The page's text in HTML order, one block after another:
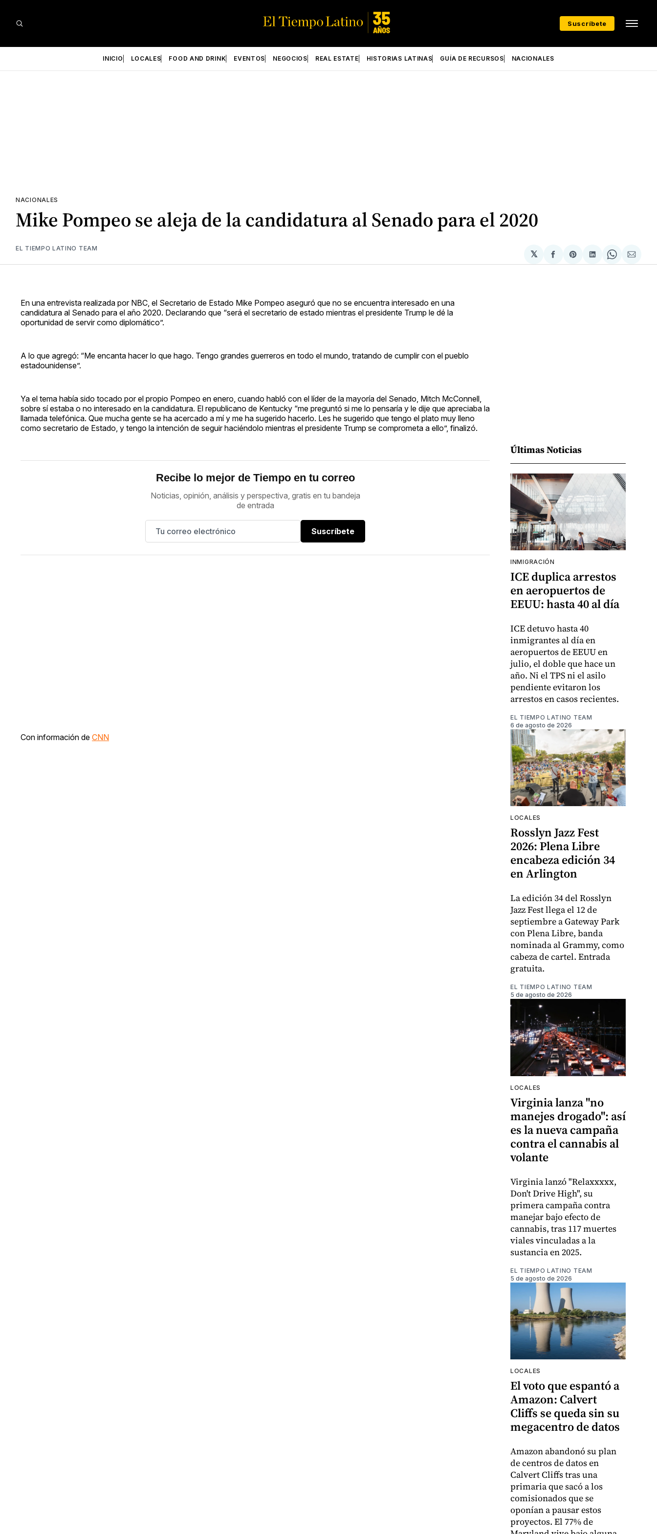
Suscríbete
INICIO LOCALES FOOD AND DRINK EVENTOS NEGOCIOS REAL ESTATE HISTORIAS LATINAS GUÍA DE RECURSOS NACIONALES
NACIONALES
Mike Pompeo se aleja de la candidatura al Senado para el 2020
EL TIEMPO LATINO TEAM
𝕏
Compartir
en
Share
on
Compartir
en
Share
on
via
En una entrevista realizada por NBC, el Secretario de Estado Mike Pompeo aseguró que no se encuentra interesado en una
candidatura al Senado para el año 2020. Declarando que “será el secretario de estado mientras el presidente Trump le dé la
oportunidad de servir como diplomático”.
A lo que agregó: “Me encanta hacer lo que hago. Tengo grandes guerreros en todo el mundo, tratando de cumplir con el pueblo
estadounidense”.
Ya el tema había sido tocado por el propio Pompeo en enero, cuando habló con el líder de la mayoría del Senado, Mitch McConnell,
sobre sí estaba o no interesado en la candidatura. El republicano de Kentucky “me preguntó si me lo pensaría y le dije que apreciaba la
llamada telefónica. Que mucha gente se ha acercado a mí y me ha sugerido hacerlo. Les he sugerido que tengo el plato muy lleno
como secretario de Estado, y tengo la intención de seguir haciéndolo mientras el presidente Trump se comprometa a ello”, finalizó.
Recibe lo mejor de Tiempo en tu correo
Noticias, opinión, análisis y perspectiva, gratis en tu bandeja
de entrada
Suscríbete
Con información de CNN
Últimas Noticias
INMIGRACIÓN
ICE duplica arrestos
en aeropuertos de
EEUU: hasta 40 al día
ICE detuvo hasta 40
inmigrantes al día en
aeropuertos de EEUU en
julio, el doble que hace un
año. Ni el TPS ni el asilo
pendiente evitaron los
arrestos en casos recientes.
EL TIEMPO LATINO TEAM
6 de agosto de 2026
LOCALES
Rosslyn Jazz Fest
2026: Plena Libre
encabeza edición 34
en Arlington
La edición 34 del Rosslyn
Jazz Fest llega el 12 de
septiembre a Gateway Park
con Plena Libre, banda
nominada al Grammy, como
cabeza de cartel. Entrada
gratuita.
EL TIEMPO LATINO TEAM
5 de agosto de 2026
LOCALES
Virginia lanza "no
manejes drogado": así
es la nueva campaña
contra el cannabis al
volante
Virginia lanzó "Relaxxxxx,
Don't Drive High", su
primera campaña contra
manejar bajo efecto de
cannabis, tras 117 muertes
viales vinculadas a la
sustancia en 2025.
EL TIEMPO LATINO TEAM
5 de agosto de 2026
LOCALES
El voto que espantó a
Amazon: Calvert
Cliffs se queda sin su
megacentro de datos
Amazon abandonó su plan
de centros de datos en
Calvert Cliffs tras una
primaria que sacó a los
comisionados que se
oponían a pausar estos
proyectos. El 77% de